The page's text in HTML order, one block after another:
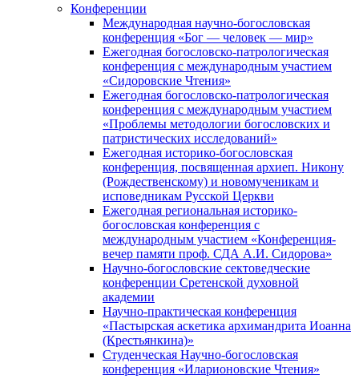
Конференции
Международная научно-богословская
конференция «Бог — человек — мир»
Ежегодная богословско-патрологическая
конференция с международным участием
«Сидоровские Чтения»
Ежегодная богословско-патрологическая
конференция с международным участием
«Проблемы методологии богословских и
патристических исследований»
Ежегодная историко-богословская
конференция, посвященная архиеп. Никону
(Рождественскому) и новомученикам и
исповедникам Русской Церкви
Ежегодная региональная историко-
богословская конференция с
международным участием «Конференция-
вечер памяти проф. СДА А.И. Сидорова»
Научно-богословские сектоведческие
конференции Сретенской духовной
академии
Научно-практическая конференция
«Пастырская аскетика архимандрита Иоанна
(Крестьянкина)»
Студенческая Научно-богословская
конференция «Иларионовские Чтения»